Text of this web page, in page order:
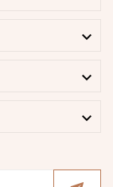


